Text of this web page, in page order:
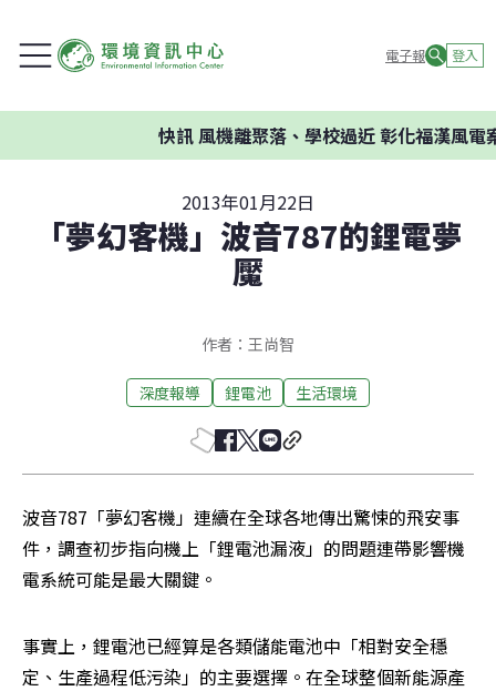
電子報 登入
快訊風機離聚落、學校過近 彰化福漢風電案
2013年01月22日
「夢幻客機」波音787的鋰電夢
魘
作者：王尚智
深度報導 鋰電池 生活環境
波音787「夢幻客機」連續在全球各地傳出驚悚的飛安事
件，調查初步指向機上「鋰電池漏液」的問題連帶影響機
電系統可能是最大關鍵。
事實上，鋰電池已經算是各類儲能電池中「相對安全穩
定、生產過程低污染」的主要選擇。在全球整個新能源產